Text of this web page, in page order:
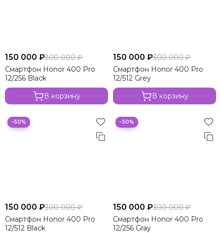
150 000 ₽300 000 ₽
Смартфон Honor 400 Pro
12/256 Black
В корзину
150 000 ₽300 000 ₽
Смартфон Honor 400 Pro
12/512 Grey
В корзину
−50%
150 000 ₽300 000 ₽
Смартфон Honor 400 Pro
12/512 Black
−50%
150 000 ₽300 000 ₽
Смартфон Honor 400 Pro
12/256 Gray